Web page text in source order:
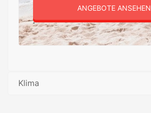
ANGEBOTE ANSEHEN
Klima